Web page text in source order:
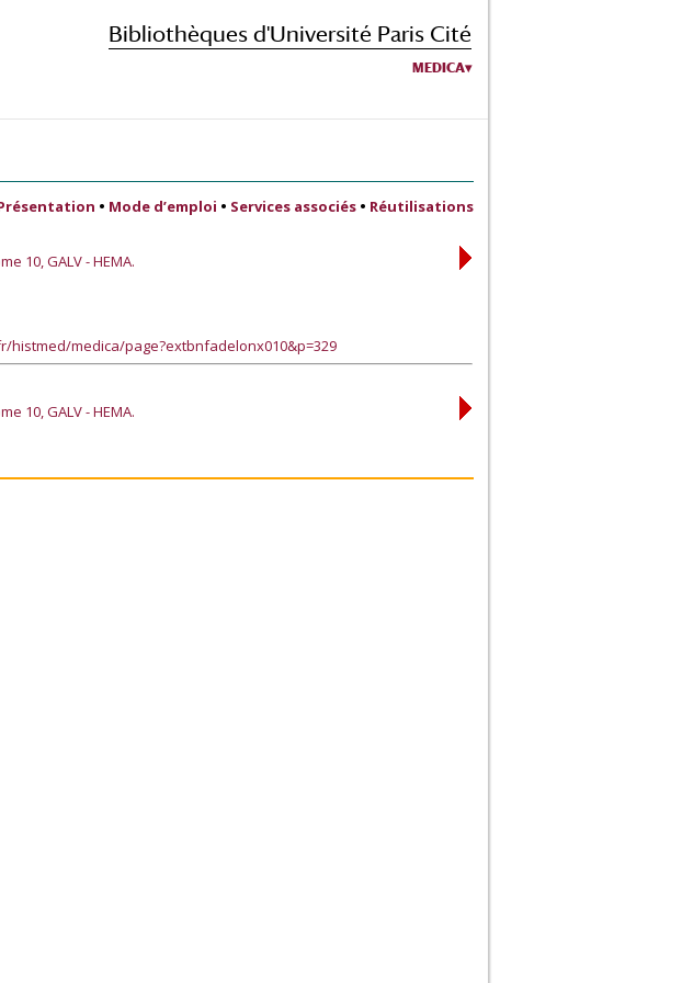
Bibliothèques d'Université Paris Cité
MEDICA
• Mode d’emploi • Services associés • Réutilisations
10, GALV - HEMA.
medica/page?extbnfadelonx010&p=329
10, GALV - HEMA.